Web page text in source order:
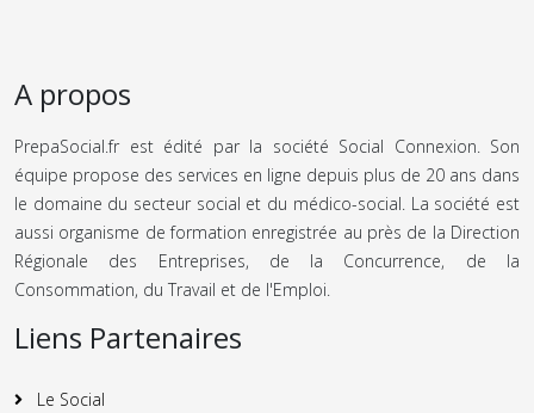
A propos
PrepaSocial.fr est édité par la société Social Connexion. Son
équipe propose des services en ligne depuis plus de 20 ans dans
le domaine du secteur social et du médico-social. La société est
aussi organisme de formation enregistrée au près de la Direction
Régionale des Entreprises, de la Concurrence, de la
Consommation, du Travail et de l'Emploi.
Liens Partenaires
Le Social